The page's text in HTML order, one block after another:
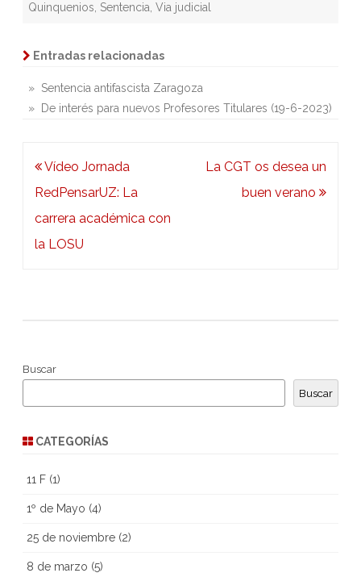
Quinquenios Sentencia Via judicial
Entradas relacionadas
» Sentencia antifascista Zaragoza
» De interés para nuevos Profesores Titulares (19-6-2023)
Navegación
de
entradas
Vídeo Jornada
RedPensarUZ: La
carrera académica con
la LOSU
La CGT os desea un
buen verano
Buscar
Buscar
CATEGORÍAS
11 F (1)
1º de Mayo (4)
25 de noviembre (2)
8 de marzo (5)